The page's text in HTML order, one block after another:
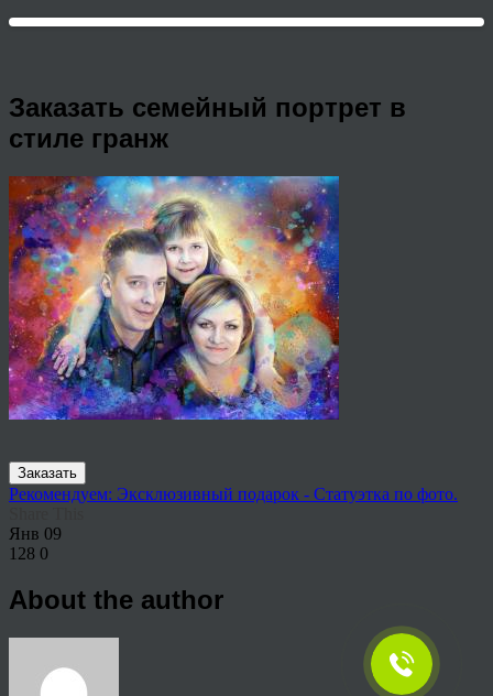
Заказать семейный портрет в
стиле гранж
Заказать
Рекомендуем: Эксклюзивный подарок - Статуэтка по фото.
Янв 09
128 0
About the author